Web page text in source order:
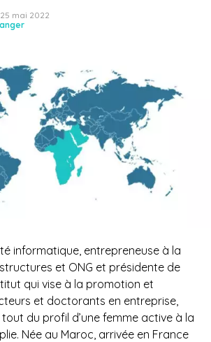
25 mai 2022
informatique, entrepreneuse à la
et ONG et présidente de
qui vise à la promotion et
et doctorants en entreprise,
tout du profil d’une femme active à la
Née au Maroc, arrivée en France